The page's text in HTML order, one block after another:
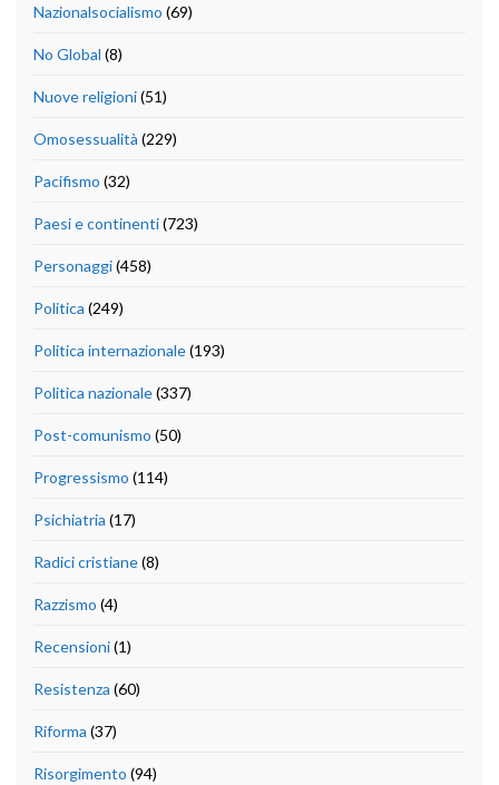
Nazionalsocialismo (69)
No Global (8)
Nuove religioni(51)
Omosessualità (229)
Pacifismo (32)
Paesi e continenti(723)
Personaggi(458)
Politica (249)
Politica internazionale(193)
Politica nazionale(337)
Post-comunismo (50)
Progressismo (114)
Psichiatria (17)
Radici cristiane(8)
Razzismo (4)
Recensioni(1)
Resistenza (60)
Riforma (37)
Risorgimento (94)